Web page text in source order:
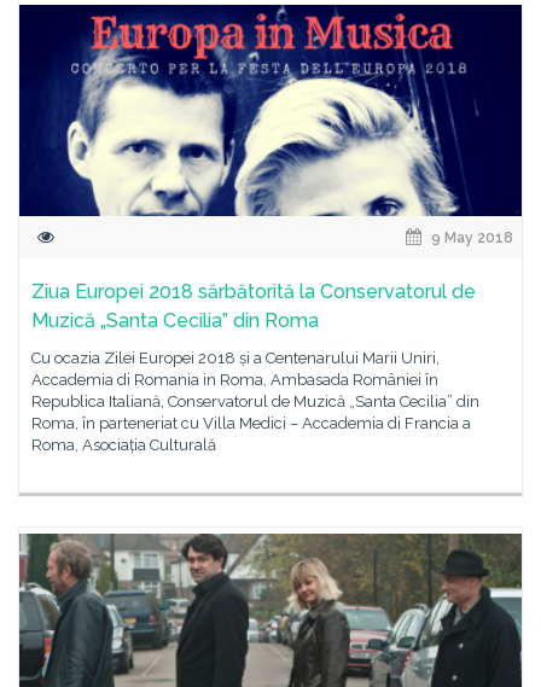
9 May 2018
Ziua Europei 2018 sărbătorită la Conservatorul de
Muzică „Santa Cecilia” din Roma
Cu ocazia Zilei Europei 2018 și a Centenarului Marii Uniri,
Accademia di Romania in Roma, Ambasada României în
Republica Italiană, Conservatorul de Muzică „Santa Cecilia” din
Roma, în parteneriat cu Villa Medici – Accademia di Francia a
Roma, Asociația Culturală